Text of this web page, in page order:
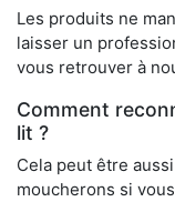
Les produits ne
laisser un
vous retrouver à
Comment
lit ?
Cela peut être
moucherons si